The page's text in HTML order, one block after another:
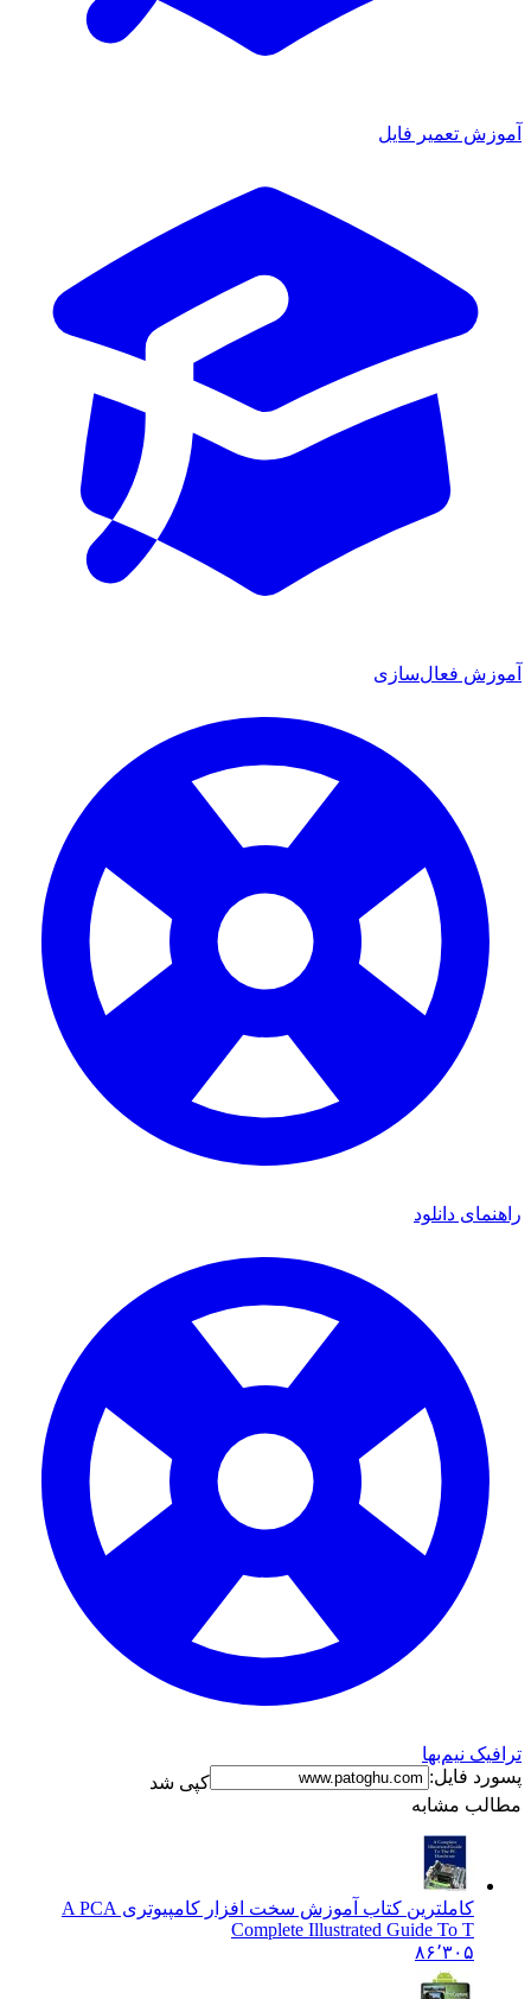
تعمیر فایل
فعال‌سازی
دانلود
نیم‌بها
فایل:
کپی شد
مشابه
کاملترین کتاب آموزش سخت افزار کامپیوتری A PCA
Complete Illustrated Guide To T
۸۶٬۳۰۵